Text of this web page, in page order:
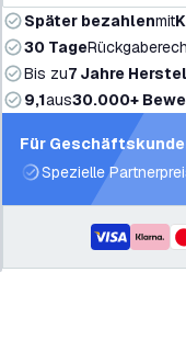
Später bezahlenmit
30 Tage
Bis zu7 Jahre
9,1aus30.000+
Für
Spezielle